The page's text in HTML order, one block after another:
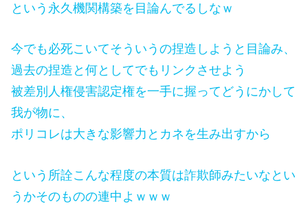
という永久機関構築を目論んでるしなｗ
今でも必死こいてそういうの捏造しようと目論み、
過去の捏造と何としてでもリンクさせよう
被差別人権侵害認定権を一手に握ってどうにかして
我が物に、
ポリコレは大きな影響力とカネを生み出すから
という所詮こんな程度の本質は詐欺師みたいなとい
うかそのものの連中よｗｗｗ